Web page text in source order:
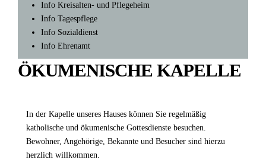
Info Kreisalten- und Pflegeheim
Info Tagespflege
Info Sozialdienst
Info Ehrenamt
ÖKUMENISCHE KAPELLE
In der Kapelle unseres Hauses können Sie regelmäßig
katholische und ökumenische Gottesdienste besuchen.
Bewohner, Angehörige, Bekannte und Besucher sind hierzu
herzlich willkommen.